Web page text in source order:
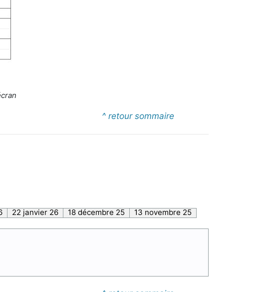
^ retour sommaire
22 janvier 26 18 décembre 25
13 novembre 25